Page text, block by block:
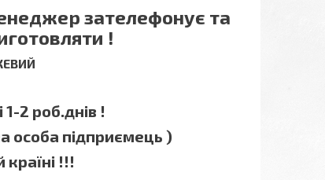
зателефонує та
!
2 роб.днів !
особа підприємець )
!!!